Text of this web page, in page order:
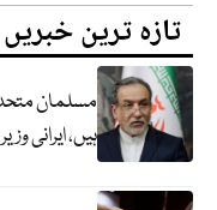
تازہ ترین خبریں
مسلمان متحد
ہیں، ایرانی